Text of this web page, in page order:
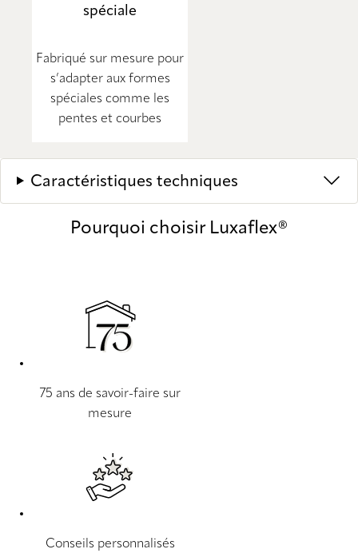
spéciale
Fabriqué sur mesure pour
s’adapter aux formes
spéciales comme les
pentes et courbes
Caractéristiques techniques
Pourquoi choisir Luxaflex®
75 ans de savoir-faire sur
mesure
Conseils personnalisés